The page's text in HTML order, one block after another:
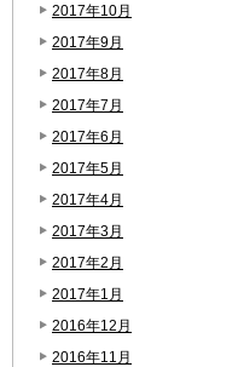
2017年10月
2017年9月
2017年8月
2017年7月
2017年6月
2017年5月
2017年4月
2017年3月
2017年2月
2017年1月
2016年12月
2016年11月